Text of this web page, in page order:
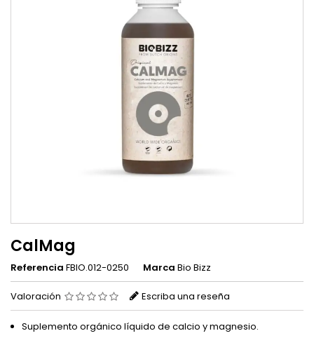
CalMag
Referencia FBIO.012-0250 Marca Bio Bizz
Valoración Escriba una reseña
Suplemento orgánico líquido de calcio y magnesio.